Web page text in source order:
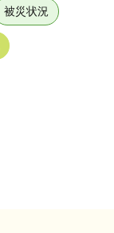
被災状況